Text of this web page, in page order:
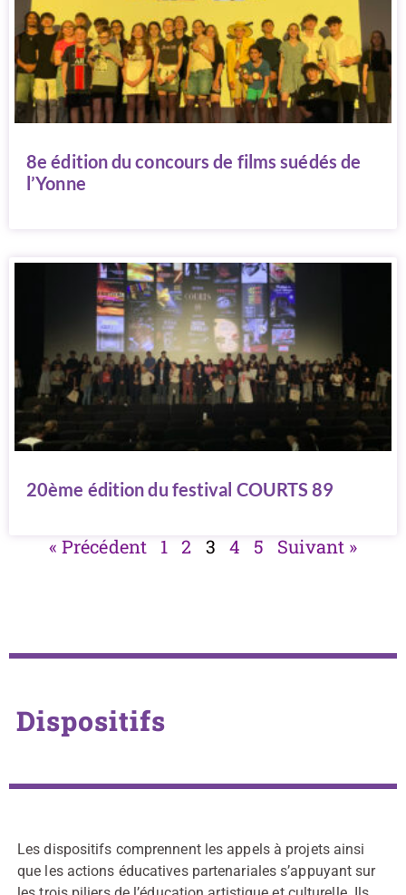
8e édition du concours de films suédés de
l’Yonne
20ème édition du festival COURTS 89
« Précédent 1 2 3 4 5 Suivant »
Dispositifs
Les dispositifs comprennent les appels à projets ainsi
que les actions éducatives partenariales s’appuyant sur